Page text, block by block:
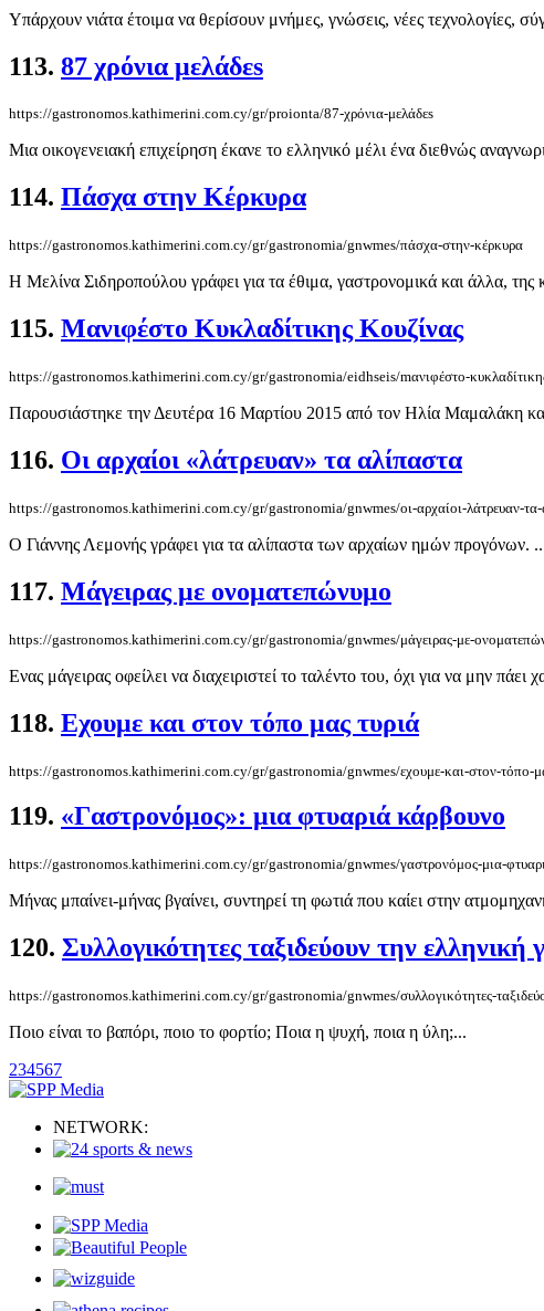
Υπάρχουν νιάτα έτοιμα να θερίσουν μνήμες, γνώσεις, νέες τεχνολογίες,
113. 87 χρόνια μελάδεs
https://gastronomos.kathimerini.com.cy/gr/proionta/87-χρόνια-μελάδεs
Μια οικογενειακή επιχείρηση έκανε το ελληνικό μέλι ένα διεθνώς
114. Πάσχα στην Κέρκυρα
https://gastronomos.kathimerini.com.cy/gr/gastronomia/gnwmes/πάσχα-στην-κέρκυρα
Η Μελίνα Σιδηροπούλου γράφει για τα έθιμα, γαστρονομικά και άλλα, της
115. Mανιφέστo Κυκλαδίτικης Κουζίνας
https://gastronomos.kathimerini.com.cy/gr/gastronomia/eidhseis/mανιφέστo-
Παρουσιάστηκε την Δευτέρα 16 Μαρτίου 2015 από τον Ηλία Μαμαλάκη
116. Οι αρχαίοι «λάτρευαν» τα αλίπαστα
https://gastronomos.kathimerini.com.cy/gr/gastronomia/gnwmes/οι-αρχαίοι-λάτρευαν-τα-
Ο Γιάννης Λεμονής γράφει για τα αλίπαστα των αρχαίων ημών προγόνων.
117. Μάγειρας με ονοματεπώνυμο
https://gastronomos.kathimerini.com.cy/gr/gastronomia/gnwmes/μάγειρας-με-
Ενας μάγειρας οφείλει να διαχειριστεί το ταλέντο του, όχι για να μην πάει
118. Εχουμε και στον τόπο μας τυριά
https://gastronomos.kathimerini.com.cy/gr/gastronomia/gnwmes/εχουμε-και-στον-τόπο-
119. «Γαστρονόμος»: μια φτυαριά κάρβουνο
https://gastronomos.kathimerini.com.cy/gr/gastronomia/gnwmes/γαστρονόμος-μια-
Μήνας μπαίνει-μήνας βγαίνει, συντηρεί τη φωτιά που καίει στην
120. Συλλογικότητες ταξιδεύουν την ελληνική
https://gastronomos.kathimerini.com.cy/gr/gastronomia/gnwmes/συλλογικότητες-
Ποιο είναι το βαπόρι, ποιο το φορτίο; Ποια η ψυχή, ποια η ύλη;...
234567
NETWORK: